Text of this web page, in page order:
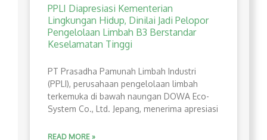
PPLI Diapresiasi Kementerian
Lingkungan Hidup, Dinilai Jadi Pelopor
Pengelolaan Limbah B3 Berstandar
Keselamatan Tinggi
PT Prasadha Pamunah Limbah Industri
(PPLI), perusahaan pengelolaan limbah
terkemuka di bawah naungan DOWA Eco-
System Co., Ltd. Jepang, menerima apresiasi
READ MORE »